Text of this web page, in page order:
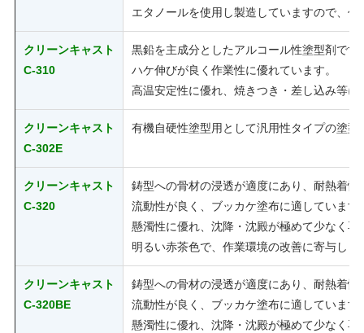
エタノールを使用し製造していますので、
クリーンキャスト
C-310
黒鉛を主成分としたアルコール性塗型剤です
ハケ伸びが良く作業性に優れています。
高温安定性に優れ、焼きつき・差し込み等
クリーンキャスト
C-302E
有機自硬性塗型用として汎用性タイプの塗
クリーンキャスト
C-320
鋳型への骨材の浸透が適度にあり、耐熱着性
流動性が良く、ブッカケ塗布に適しています
懸濁性に優れ、沈降・沈殿が極めて少なく再
明るい赤茶色で、作業環境の改善に寄与しま
クリーンキャスト
C-320BE
鋳型への骨材の浸透が適度にあり、耐熱着性
流動性が良く、ブッカケ塗布に適しています
懸濁性に優れ、沈降・沈殿が極めて少なく再